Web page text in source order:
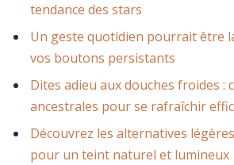
tendance des stars
Un geste quotidien pourrait être
vos boutons persistants
Dites adieu aux douches froides :
ancestrales pour se rafraîchir
Découvrez les alternatives
pour un teint naturel et lumineux